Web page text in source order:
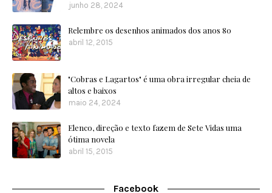
junho 28, 2024
Relembre os desenhos animados dos anos 80
abril 12, 2015
"Cobras e Lagartos" é uma obra irregular cheia de
altos e baixos
maio 24, 2024
Elenco, direção e texto fazem de Sete Vidas uma
ótima novela
abril 15, 2015
Facebook